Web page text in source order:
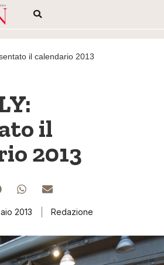
il calendario 2013
il
2013
2013 Redazione